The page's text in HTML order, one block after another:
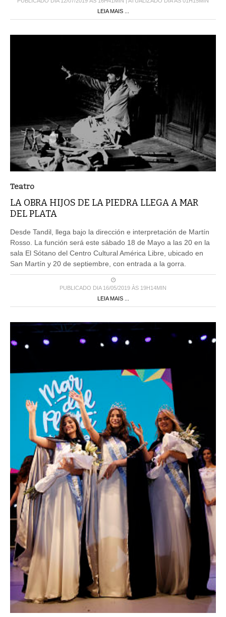
LEIA MAIS ...
Teatro
LA OBRA HIJOS DE LA PIEDRA LLEGA A MAR
DEL PLATA
Desde Tandil, llega bajo la dirección e interpretación de Martín
Rosso. La función será este sábado 18 de Mayo a las 20 en la
sala El Sótano del Centro Cultural América Libre, ubicado en
San Martín y 20 de septiembre, con entrada a la gorra.
PUBLICADO DIA 16/05/2019 ÀS 19H14MIN
LEIA MAIS ...